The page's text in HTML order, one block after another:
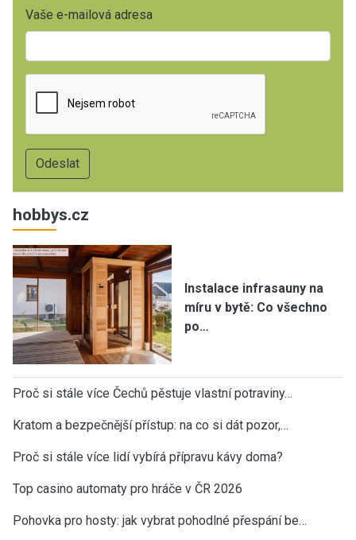
Vaše e-mailová adresa
hobbys.cz
Instalace infrasauny na
míru v bytě: Co všechno
po…
Proč si stále více Čechů pěstuje vlastní potraviny…
Kratom a bezpečnější přístup: na co si dát pozor,…
Proč si stále více lidí vybírá přípravu kávy doma?
Top casino automaty pro hráče v ČR 2026
Pohovka pro hosty: jak vybrat pohodlné přespání be…